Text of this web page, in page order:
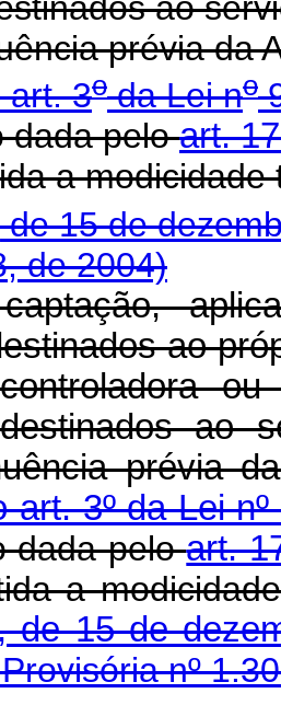
prévia da
art. 3oda Lei no
dada peloart.
a
15 de
de 2004)
ao
ao
prévia
art. 3º da Lei
dada peloart.
a
de 15 de
nº